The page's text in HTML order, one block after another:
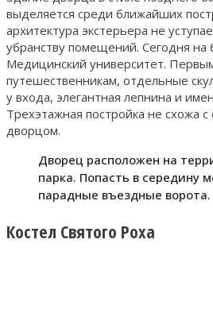
выделяется среди ближайших
архитектура экстерьера не
убранству помещений. Сегодня на
Медицинский университет.
путешественникам, отдельные
у входа, элегантная лепнина и
Трехэтажная постройка не схожа
дворцом.
Дворец расположен на
парка. Попасть в середину
парадные въездные ворота.
Костел Святого Роха